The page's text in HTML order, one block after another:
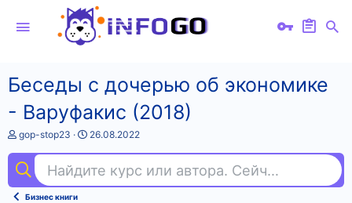
Беседы с дочерью об экономике
- Варуфакис (2018)
А
т
о
т
gop-stop23
Д
а
н
26.08.2022
Найдите курс или автора. Сейчас ищут
Бизнес книги